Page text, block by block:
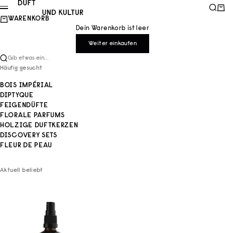
Zum Inhalt springen
Duft und Kultur
Menü
WARENKORB
Dein Warenkorb ist leer
Weiter einkaufen
Gib etwas ein...
Häufig gesucht
BOIS IMPÉRIAL
DIPTYQUE
FEIGENDÜFTE
FLORALE PARFUMS
HOLZIGE DUFTKERZEN
DISCOVERY SETS
FLEUR DE PEAU
Aktuell beliebt